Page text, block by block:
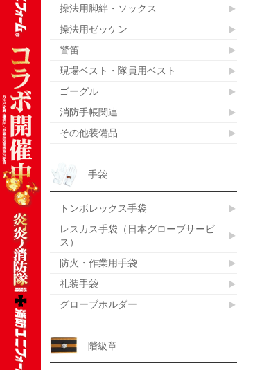
操法用脚絆・ソックス
操法用ゼッケン
警笛
現場ベスト・隊員用ベスト
ゴーグル
消防手帳関連
その他装備品
手袋
トンボレックス手袋
レスカス手袋（日本グローブサービ
ス）
防火・作業用手袋
礼装手袋
グローブホルダー
階級章